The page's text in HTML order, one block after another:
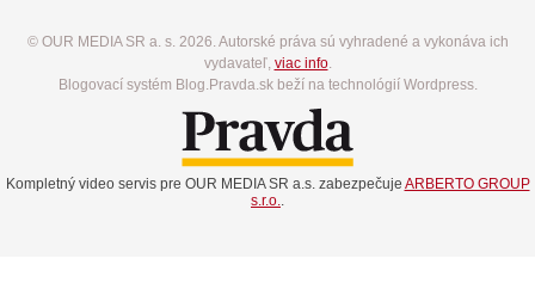
© OUR MEDIA SR a. s. 2026. Autorské práva sú vyhradené a vykonáva ich
vydavateľ, viac info.
Blogovací systém Blog.Pravda.sk beží na technológií Wordpress.
Kompletný video servis pre OUR MEDIA SR a.s. zabezpečuje ARBERTO GROUP
s.r.o..